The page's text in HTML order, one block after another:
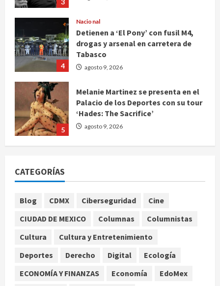
3
4
Nacional
Detienen a ‘El Pony’ con fusil M4,
drogas y arsenal en carretera de
Tabasco
agosto 9, 2026
5
Melanie Martinez se presenta en el
Palacio de los Deportes con su tour
‘Hades: The Sacrifice’
agosto 9, 2026
hospital
agosto 9, 2026
UNAM: entre el fraude, la IA y la
institucional
agosto 9, 2026
CATEGORÍAS
Blog CDMX Ciberseguridad
Cine
CIUDAD DE MEXICO
Columnas
Columnistas
Cultura
Cultura y Entretenimiento
Deportes
Derecho Digital
Ecología
ECONOMÍA Y FINANZAS
Economía
EdoMex